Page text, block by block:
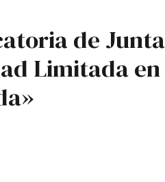
de
Limitada